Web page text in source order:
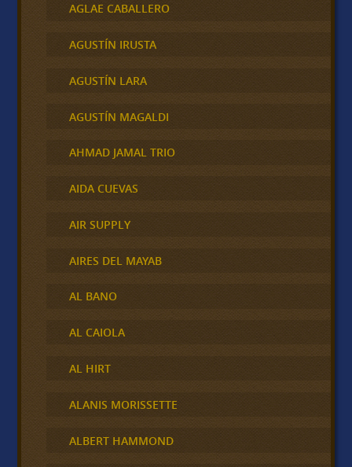
AGLAE CABALLERO
AGUSTÍN IRUSTA
AGUSTÍN LARA
AGUSTÍN MAGALDI
AHMAD JAMAL TRIO
AIDA CUEVAS
AIR SUPPLY
AIRES DEL MAYAB
AL BANO
AL CAIOLA
AL HIRT
ALANIS MORISSETTE
ALBERT HAMMOND